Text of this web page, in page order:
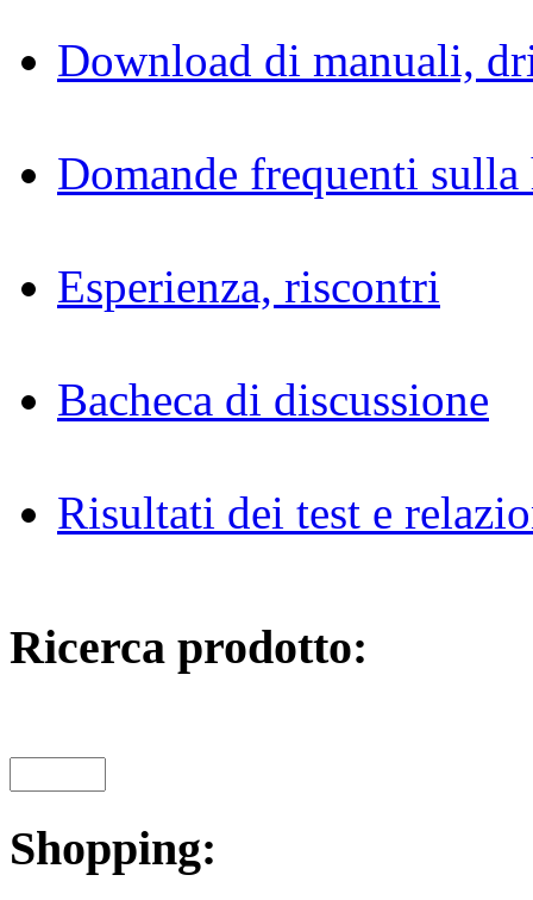
Download di manuali,
Domande frequenti
Esperienza, riscontri
Bacheca di discussione
Risultati dei test e
Ricerca prodotto:
Shopping: